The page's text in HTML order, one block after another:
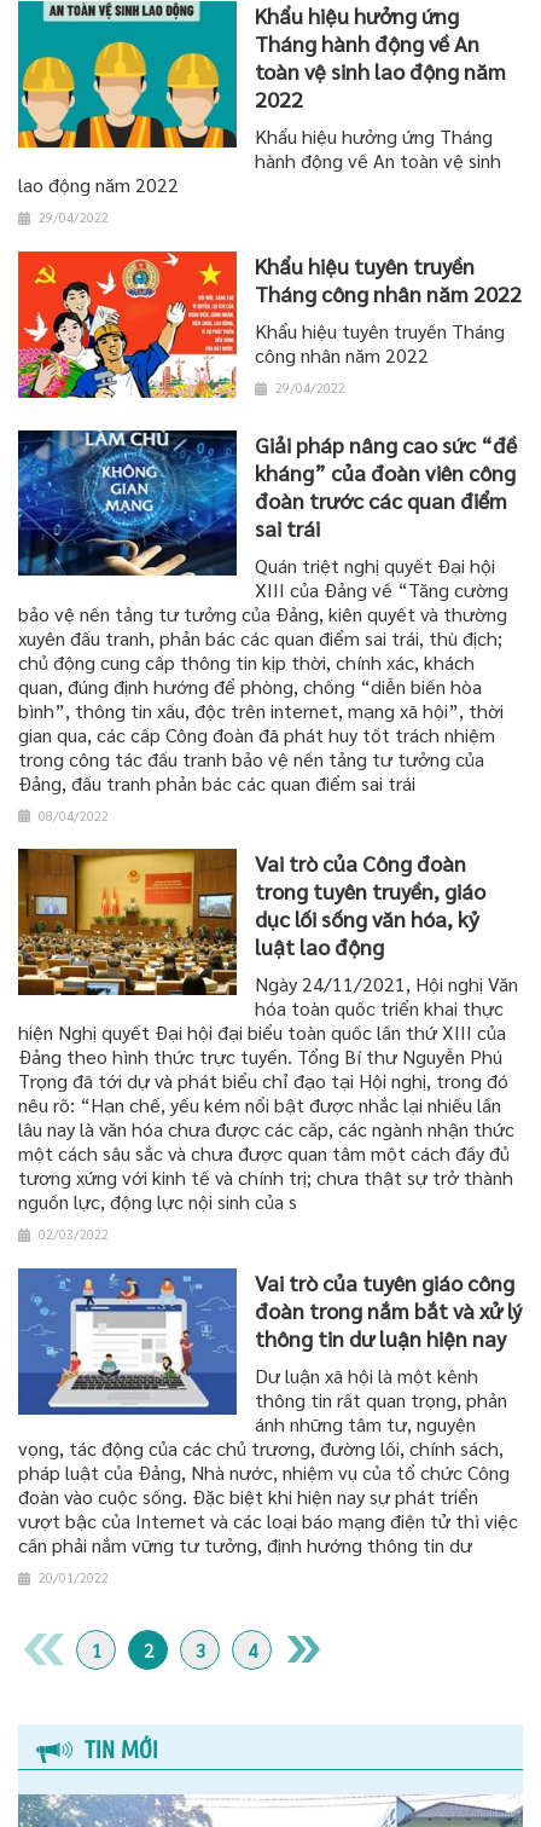
Khẩu hiệu hưởng ứng
Tháng hành động về An
toàn vệ sinh lao động năm
2022
Khẩu hiệu hưởng ứng Tháng
hành động về An toàn vệ sinh
lao động năm 2022
29/04/2022
Khẩu hiệu tuyên truyền
Tháng công nhân năm 2022
Khẩu hiệu tuyên truyền Tháng
công nhân năm 2022
29/04/2022
Giải pháp nâng cao sức “đề
kháng” của đoàn viên công
đoàn trước các quan điểm
sai trái
Quán triệt nghị quyết Đại hội
XIII của Đảng về “Tăng cường
bảo vệ nền tảng tư tưởng của Đảng, kiên quyết và thường
xuyên đấu tranh, phản bác các quan điểm sai trái, thù địch;
chủ động cung cấp thông tin kịp thời, chính xác, khách
quan, đúng định hướng để phòng, chống “diễn biến hòa
bình”, thông tin xấu, độc trên internet, mạng xã hội”, thời
gian qua, các cấp Công đoàn đã phát huy tốt trách nhiệm
trong công tác đấu tranh bảo vệ nền tảng tư tưởng của
Đảng, đấu tranh phản bác các quan điểm sai trái
08/04/2022
Vai trò của Công đoàn
trong tuyên truyền, giáo
dục lối sống văn hóa, kỷ
luật lao động
Ngày 24/11/2021, Hội nghị Văn
hóa toàn quốc triển khai thực
hiện Nghị quyết Đại hội đại biểu toàn quốc lần thứ XIII của
Đảng theo hình thức trực tuyến. Tổng Bí thư Nguyễn Phú
Trọng đã tới dự và phát biểu chỉ đạo tại Hội nghị, trong đó
nêu rõ: “Hạn chế, yếu kém nổi bật được nhắc lại nhiều lần
lâu nay là văn hóa chưa được các cấp, các ngành nhận thức
một cách sâu sắc và chưa được quan tâm một cách đầy đủ
tương xứng với kinh tế và chính trị; chưa thật sự trở thành
nguồn lực, động lực nội sinh của s
02/03/2022
Vai trò của tuyên giáo công
đoàn trong nắm bắt và xử lý
thông tin dư luận hiện nay
Dư luận xã hội là một kênh
thông tin rất quan trọng, phản
ánh những tâm tư, nguyện
vọng, tác động của các chủ trương, đường lối, chính sách,
pháp luật của Đảng, Nhà nước, nhiệm vụ của tổ chức Công
đoàn vào cuộc sống. Đặc biệt khi hiện nay sự phát triển
vượt bậc của Internet và các loại báo mạng điện tử thì việc
cần phải nắm vững tư tưởng, định hướng thông tin dư
20/01/2022
1 2 3 4
TIN MỚI